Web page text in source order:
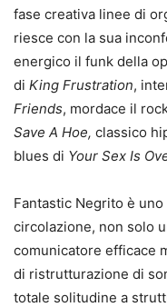
fase creativa linee di
riesce con la sua
energico il funk della
di King Frustration,
Friends, mordace il
Save A Hoe, classico
blues di Your Sex Is
Fantastic Negrito è
circolazione, non solo
comunicatore efficace
di ristrutturazione di
totale solitudine a